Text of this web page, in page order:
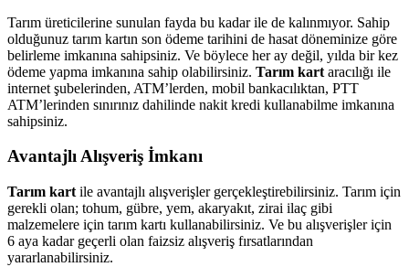
Tarım üreticilerine sunulan fayda bu kadar ile de kalınmıyor. Sahip
olduğunuz tarım kartın son ödeme tarihini de hasat döneminize göre
belirleme imkanına sahipsiniz. Ve böylece her ay değil, yılda bir kez
ödeme yapma imkanına sahip olabilirsiniz. Tarım kart aracılığı ile
internet şubelerinden, ATM’lerden, mobil bankacılıktan, PTT
ATM’lerinden sınırınız dahilinde nakit kredi kullanabilme imkanına
sahipsiniz.
Avantajlı Alışveriş İmkanı
Tarım kart ile avantajlı alışverişler gerçekleştirebilirsiniz. Tarım için
gerekli olan; tohum, gübre, yem, akaryakıt, zirai ilaç gibi
malzemelere için tarım kartı kullanabilirsiniz. Ve bu alışverişler için
6 aya kadar geçerli olan faizsiz alışveriş fırsatlarından
yararlanabilirsiniz.